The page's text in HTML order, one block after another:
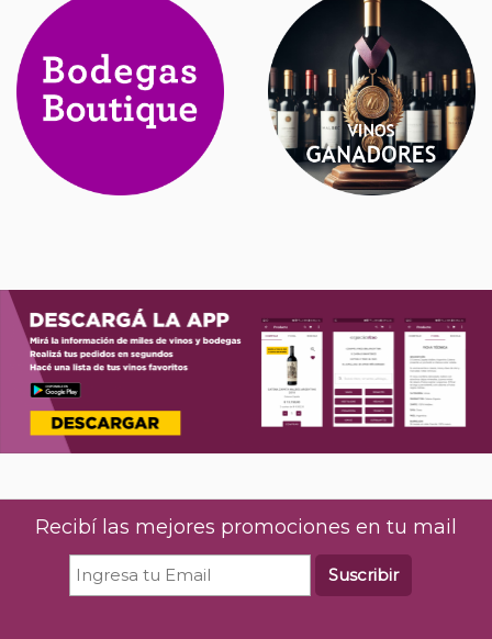
Recibí las mejores promociones en tu mail
Suscribir